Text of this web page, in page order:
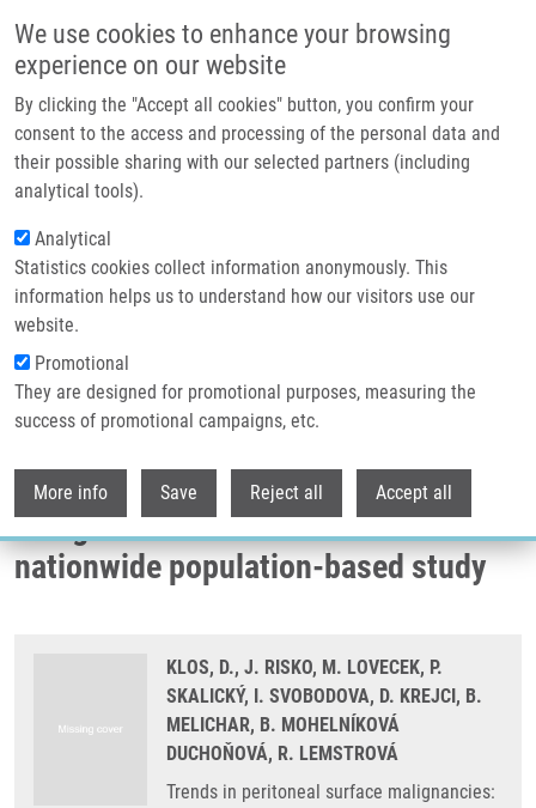
We use cookies to enhance your browsing
experience on our website
By clicking the "Accept all cookies" button, you confirm your
consent to the access and processing of the personal data and
their possible sharing with our selected partners (including
analytical tools).
Analytical
Statistics cookies collect information anonymously. This
information helps us to understand how our visitors use our
website.
Promotional
They are designed for promotional purposes, measuring the
success of promotional campaigns, etc.
More info Save Reject all Accept all
Header image
Drobečková navigace
Domů
Trends In Peritoneal Surface Malignancies: Evidence From a Czech
Nationwide Population-based Study
Trends in peritoneal surface
malignancies: evidence from a Czech
nationwide population-based study
KLOS, D., J. RISKO, M. LOVECEK, P.
SKALICKÝ, I. SVOBODOVA, D. KREJCI, B.
MELICHAR, B. MOHELNÍKOVÁ
DUCHOŇOVÁ, R. LEMSTROVÁ
Trends in peritoneal surface malignancies: